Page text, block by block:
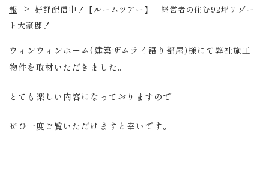
報
好評配信中！【ルームツアー】 経営者の住む92坪リゾー
ト大豪邸！
ウィンウィンホーム(建築ザムライ語り部屋)様にて弊社施工
物件を取材いただきました。
とても楽しい内容になっておりますので
ぜひ一度ご覧いただけますと幸いです。